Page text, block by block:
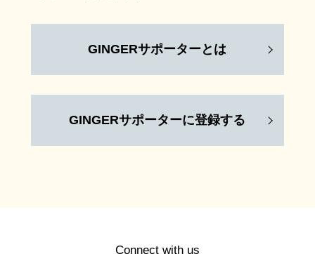
GINGERサポーターとは
GINGERサポーターに登録する
Connect with us